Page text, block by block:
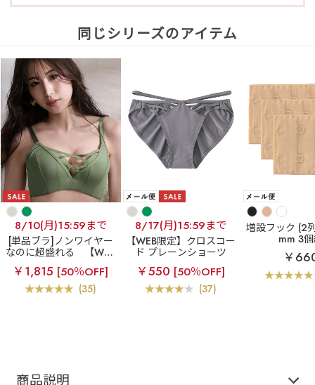
同じシリーズのアイテム
8/10(月)15:59まで
[単品ブラ]ノンワイヤー
なのに超盛れる
【WEB
限定】クロスコード ノン
ワイヤー 超盛ブラ(R) 単
品ブラジャー
￥1,815 [50％OFF]
(35)
8/17(月)15:59まで
【WEB限定】クロスコー
ド プレーンショーツ
￥550 [50％OFF]
(37)
増設フック (2
mm 3
￥
商品説明